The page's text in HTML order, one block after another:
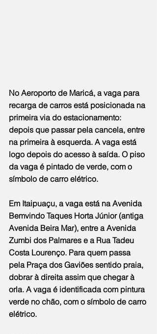
No Aeroporto de Maricá, a vaga para
recarga de carros está posicionada na
primeira via do estacionamento:
depois que passar pela cancela, entre
na primeira à esquerda. A vaga está
logo depois do acesso à saída. O piso
da vaga é pintado de verde, com o
símbolo de carro elétrico.
Em Itaipuaçu, a vaga está na Avenida
Bemvindo Taques Horta Júnior (antiga
Avenida Beira Mar), entre a Avenida
Zumbi dos Palmares e a Rua Tadeu
Costa Lourenço. Para quem passa
pela Praça dos Gaviões sentido praia,
dobrar à direita assim que chegar à
orla. A vaga é identificada com pintura
verde no chão, com o símbolo de carro
elétrico.